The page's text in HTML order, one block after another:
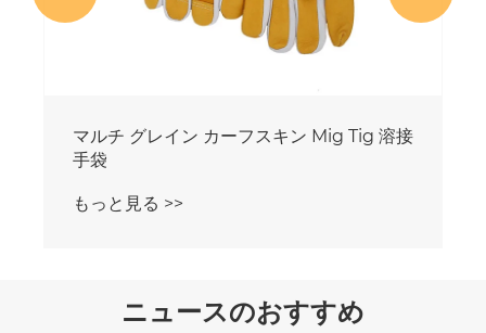
マルチ グレイン カーフスキン Mig Tig 溶接
手袋
もっと見る >>
ニュースのおすすめ